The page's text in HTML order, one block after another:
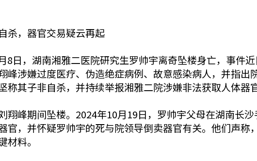
杀，器官交易疑云再起
8日，湖南湘雅二医院研究生罗帅宇离奇坠楼身亡，事件
峰涉嫌过度医疗、伪造绝症病例、故意感染病人，并指出
其子非自杀，并持续举报湘雅二院涉嫌非法获取人体器官
翔峰期间坠楼。2024年10月19日，罗帅宇父母在湖南长
官，并怀疑罗帅宇的死与院领导倒卖器官有关。他们声称
料。